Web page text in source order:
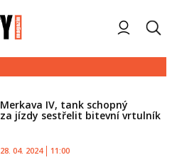
Merkava IV, tank schopný
za jízdy sestřelit bitevní vrtulník
28. 04. 2024 11:00